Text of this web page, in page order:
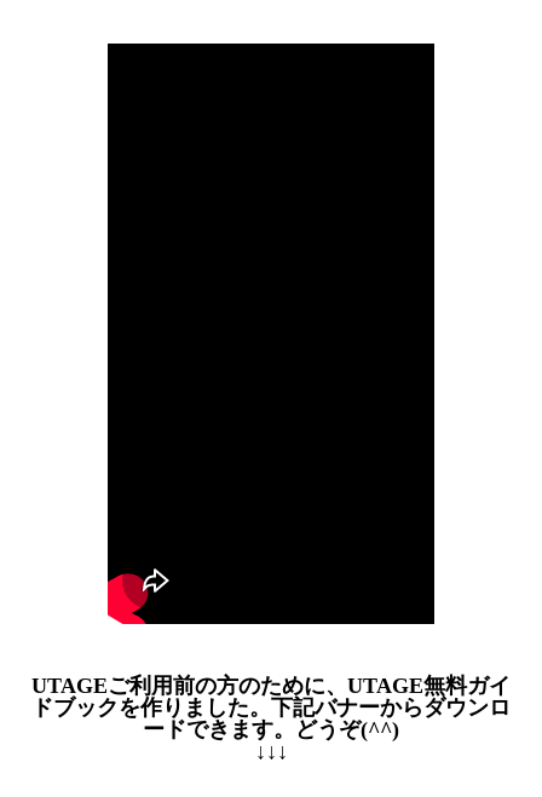
UTAGEご利用前の方のために、UTAGE無料ガイ
ドブックを作りました。下記バナーからダウンロ
ードできます。どうぞ(^^)
↓↓↓